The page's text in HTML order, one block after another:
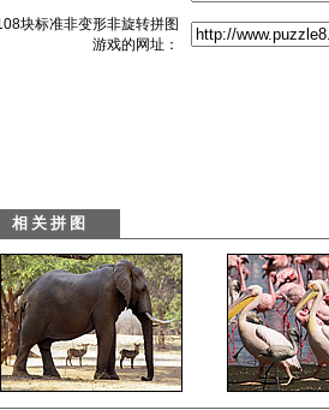
块标准非变形非旋转拼图
游戏的网址：